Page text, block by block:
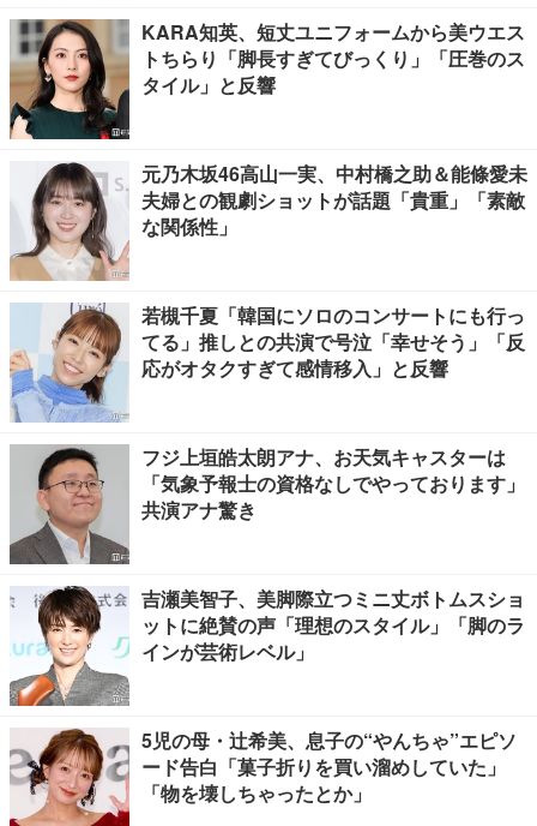
KARA知英、短丈ユニフォームから美ウエス
トちらり「脚長すぎてびっくり」「圧巻のス
タイル」と反響
元乃木坂46高山一実、中村橋之助＆能條愛未
夫婦との観劇ショットが話題「貴重」「素敵
な関係性」
若槻千夏「韓国にソロのコンサートにも行っ
てる」推しとの共演で号泣「幸せそう」「反
応がオタクすぎて感情移入」と反響
フジ上垣皓太朗アナ、お天気キャスターは
「気象予報士の資格なしでやっております」
共演アナ驚き
吉瀬美智子、美脚際立つミニ丈ボトムスショ
ットに絶賛の声「理想のスタイル」「脚のラ
インが芸術レベル」
5児の母・辻希美、息子の“やんちゃ”エピソ
ード告白「菓子折りを買い溜めしていた」
「物を壊しちゃったとか」